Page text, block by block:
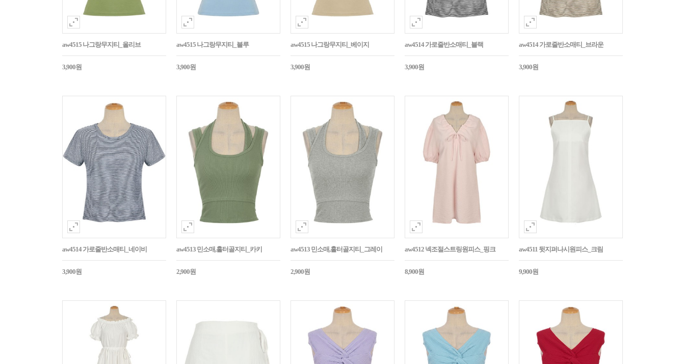
aw4515 나그랑무지티_올리브
3,900원
aw4515 나그랑무지티_블루
3,900원
aw4515 나그랑무지티_베이지
3,900원
aw4514 가로줄반소매티_블랙
3,900원
aw4514 가로줄반소매티_브라운
3,900원
aw4514 가로줄반소매티_네이비
3,900원
aw4513 민소매,홀터골지티_카키
2,900원
aw4513 민소매,홀터골지티_그레이
2,900원
aw4512 넥조절스트링원피스_핑크
8,900원
aw4511 뒷지퍼나시원피스_크림
9,900원